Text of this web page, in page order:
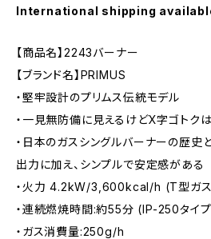
International shipping
【商品名】2243バーナー
【ブランド名】PRIMUS
・堅牢設計のプリムス伝統モデル
・一見無防備に見えるけどX字ゴトク
・日本のガスシングルバーナーの歴史
出力に加え、シンプルで安定感がある
・火力 4.2kW/3,600kcal/h (T型ガ
・連続燃焼時間:約55分 (IP-250タイ
・ガス消費量:250g/h